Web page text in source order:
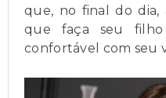
que, no final do dia,
que faça seu
confortável com seu